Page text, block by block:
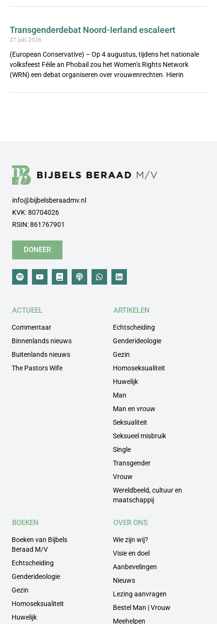
Transgenderdebat Noord-Ierland escaleert
27 juli 2026
(European Conservative) – Op 4 augustus, tijdens het nationale
volksfeest Féile an Phobail zou het Women’s Rights Network
(WRN) een debat organiseren over vrouwenrechten. Hierin
info@bijbelsberaadmv.nl
KVK: 80704026
RSIN: 861767901
DONEER
ACTUEEL
Commentaar
Binnenlands nieuws
Buitenlands nieuws
The Pastors Wife
ARTIKELEN
Echtscheiding
Genderideologie
Gezin
Homoseksualiteit
Huwelijk
Man
Man en vrouw
Seksualiteit
Seksueel misbruik
Single
Transgender
Vrouw
Wereldbeeld, cultuur en
maatschappij
BOEKEN
Boeken van Bijbels
Beraad M/V
Echtscheiding
Genderideologie
Gezin
Homoseksualiteit
Huwelijk
OVER ONS
Wie zijn wij?
Visie en doel
Aanbevelingen
Nieuws
Lezing aanvragen
Bestel Man | Vrouw
Meehelpen